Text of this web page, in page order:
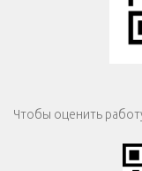
Чтобы оценить